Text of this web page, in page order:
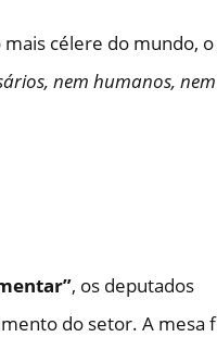
célere do mundo,
nem humanos, nem
, os deputados
do setor. A mesa